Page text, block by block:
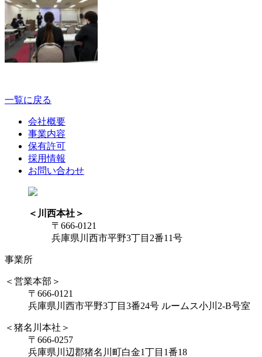
一覧に戻る
会社概要
事業内容
保有許可
採用情報
お問い合わせ
＜川西本社＞
〒666-0121
兵庫県川西市平野3丁目2番11号
事業所
＜営業本部＞
〒666-0121
兵庫県川西市平野3丁目3番24号 ルームス小川2-B号室
＜猪名川本社＞
〒666-0257
兵庫県川辺郡猪名川町白金1丁目1番18